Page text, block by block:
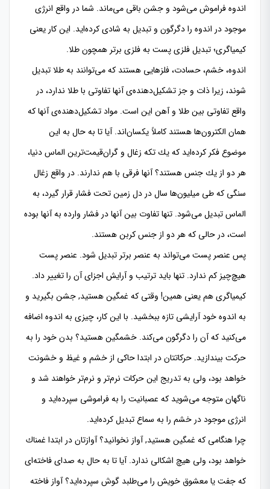
اندوه فراموش می‌شود و جشن باقی می‌ماند. شما در واقع انرژی
موجود در اندوه را دگرگون و تبدیل به شادی كرده‌اید. این كار یعنی
كیمیاگری؛ تبدیل فلزی پست به فلزی برتر همچون طلا.
اندوه، خشم، حسادت، فلزهایی هستند كه می‌توانند به طلا تبدیل
شوند، زیرا ذات و جز تشكیل‌دهنده‌ی آنها تفاوتی با طلا ندارد، در
واقع تفاوتی بین طلا و آهن این است. مواد تشكیل‌دهنده‌ی آنها كه
همان الكترون‌ها هستند كاملاً یكسان‌اند. آیا تا به حال به این
موضوع فكر كرده‌اید كه یك تكه زغال و گران‌قیمت‌ترین الماس دنیا،
هر دو از یك جنس هستند؟ آنها فرقی با هم ندارند. در واقع زغال
سنگی كه طی میلیون‌ها سال در دل زمین تحت فشار قرار گیرد، به
الماس تبدیل می‌شود. تنها تفاوت بین آنها در فشار وارده به آنها بوده
است، در حالی كه هر دو از جنس كربن هستند.
پس عنصر پست می‌تواند به عنصر برتر تبدیل شود. عنصر پست
هیچ‌چیز كم ندارد. تنها باید ترتیب و آرایش اجزای آن را تغییر داد.
كیمیاگری هم یعنی همین! وقتی كه غمگین هستید, جشن بگیرید و
به اندوه خود آرایشی تازه ببخشید. با این كار، چیزی به اندوه اضافه
می‌كنید كه آن را دگرگون می‌كند. خشمگین هستید؟ بدن خود را به
حركت بیندازید. حركاتتان در ابتدا حاكی از خشم و غیظ و خشونت
خواهد بود، ولی به تدریج این حركات نرم‌تر و نرم‌تر خواهند شد و
ناگهان متوجه می‌شوید كه عصبانیت را به فراموشی سپرده‌‌اید و
انرژی موجود در خشم را به سماع تبدیل كرده‌اید.
چرا هنگامی كه غمگین هستید, آواز نخوانید؟ آوازتان در ابتدا غمناك
خواهد بود، ولی هیچ اشكالی ندارد. آیا تا به حال به صدای فاخته‌ای
كه جفت یا معشوق خویش را می‌طلبد گوش سپرده‌اید؟ آواز فاخته